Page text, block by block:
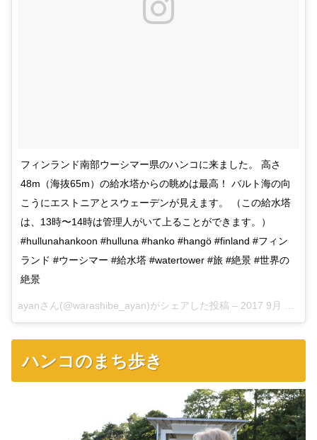
フィンランド南部ウーシマー県のハンコに来ました。 高さ
48m（海抜65m）の給水塔からの眺めは最高！ バルト海の向
こうにエストニアとスウェーデンが見えます。 （この給水塔
は、13時〜14時は管理人がいて上ることができます。）
#hullunahankoon #hulluna #hanko #hangö #finland #フィン
ランド #ウーシマー #給水塔 #watertower #旅 #絶景 #世界の
絶景
ayanさん(@warashibe_ayan)がシェアした投稿 – 2017 9月 1 7:27午前 PDT
ハンコのまち歩き